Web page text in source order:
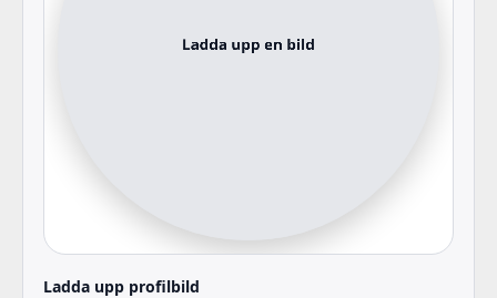
Ladda upp profilbild